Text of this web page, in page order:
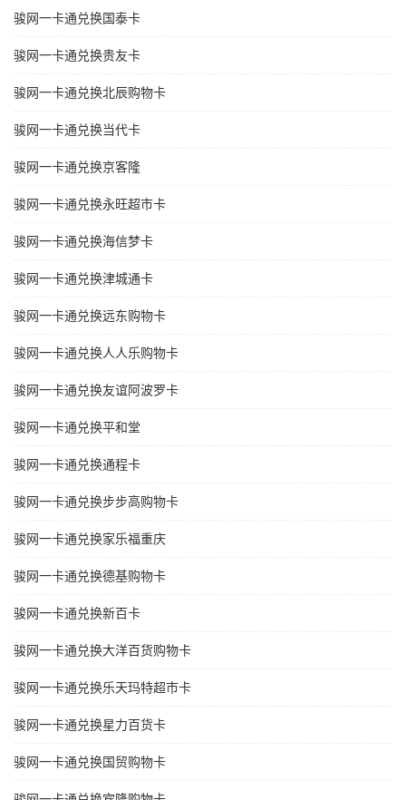
骏网一卡通兑换国泰卡
骏网一卡通兑换贵友卡
骏网一卡通兑换北辰购物卡
骏网一卡通兑换当代卡
骏网一卡通兑换京客隆
骏网一卡通兑换永旺超市卡
骏网一卡通兑换海信梦卡
骏网一卡通兑换津城通卡
骏网一卡通兑换远东购物卡
骏网一卡通兑换人人乐购物卡
骏网一卡通兑换友谊阿波罗卡
骏网一卡通兑换平和堂
骏网一卡通兑换通程卡
骏网一卡通兑换步步高购物卡
骏网一卡通兑换家乐福重庆
骏网一卡通兑换德基购物卡
骏网一卡通兑换新百卡
骏网一卡通兑换大洋百货购物卡
骏网一卡通兑换乐天玛特超市卡
骏网一卡通兑换星力百货卡
骏网一卡通兑换国贸购物卡